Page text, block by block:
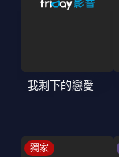
我剩下的戀愛
獨家